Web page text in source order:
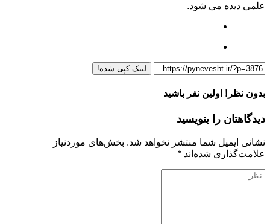
علمی دیده می شود.
لینک کپی شده!
بدون نظر! اولین نفر باشید
دیدگاهتان را بنویسید
نشانی ایمیل شما منتشر نخواهد شد. بخش‌های موردنیاز
علامت‌گذاری شده‌اند *